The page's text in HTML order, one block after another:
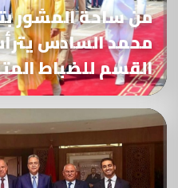
من ساحة المشور
محمد السادس
القسم للضباط